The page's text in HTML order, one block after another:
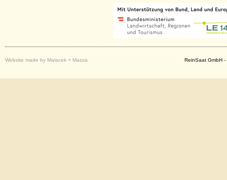
Website made by Malacek + Mazza ReinSaat GmbH